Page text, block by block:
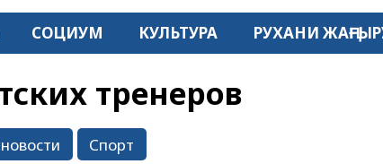
СОЦИУМ КУЛЬТУРА РУХАНИ
тренеров
Спорт